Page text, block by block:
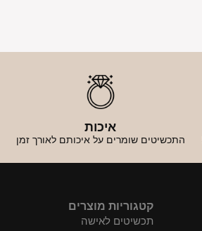
איכות
התכשיטים שומרים על איכותם לאורך זמן
קטגוריות מוצרים
תכשיטים לאישה